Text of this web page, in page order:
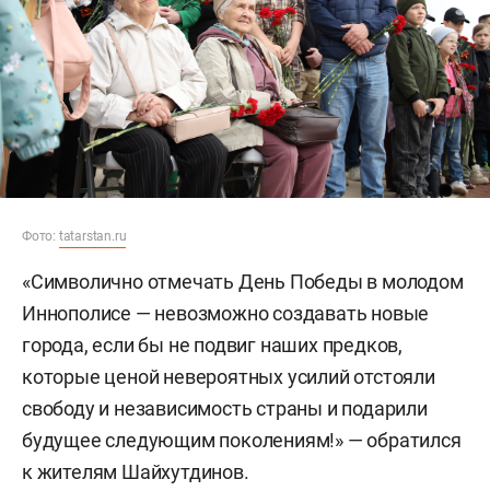
Фото: tatarstan.ru
«Символично отмечать День Победы в молодом
Иннополисе — невозможно создавать новые
города, если бы не подвиг наших предков,
которые ценой невероятных усилий отстояли
свободу и независимость страны и подарили
будущее следующим поколениям!» — обратился
к жителям Шайхутдинов.